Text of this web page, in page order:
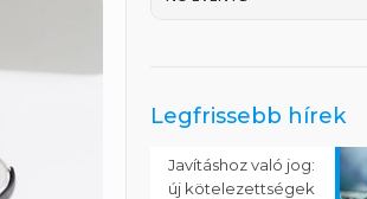
Legfrissebb hírek
Javításhoz való jog:
új kötelezettségek